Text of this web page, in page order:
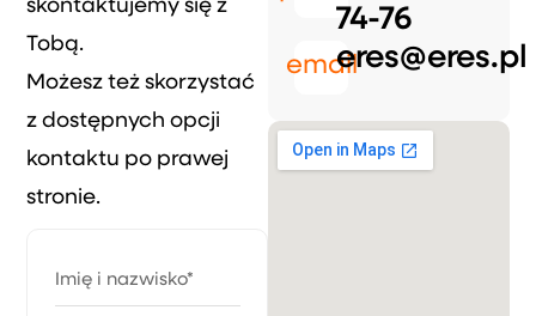
skontaktujemy się z
Tobą.
Możesz też skorzystać
z dostępnych opcji
kontaktu po prawej
stronie.
74-76
emaileres@eres.pl